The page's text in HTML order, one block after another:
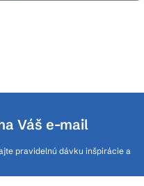
Váš e-mail
pravidelnú dávku inšpirácie a